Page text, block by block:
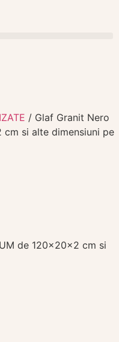
/ Glaf Granit Nero
cm si alte dimensiuni pe
de 120x20x2 cm si